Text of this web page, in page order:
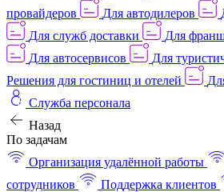
провайдеров
Для автодилеров
Для служб доставки
Для
Для автосервисов
Для
Решения для гостиниц и отелей
Служба персонала
Назад
По задачам
Организация удалённой работы
сотрудников
Поддержка клиентов